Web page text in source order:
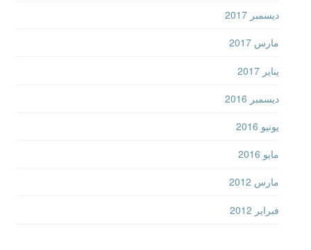
ديسمبر 2017
مارس 2017
يناير 2017
ديسمبر 2016
يونيو 2016
مايو 2016
مارس 2012
فبراير 2012